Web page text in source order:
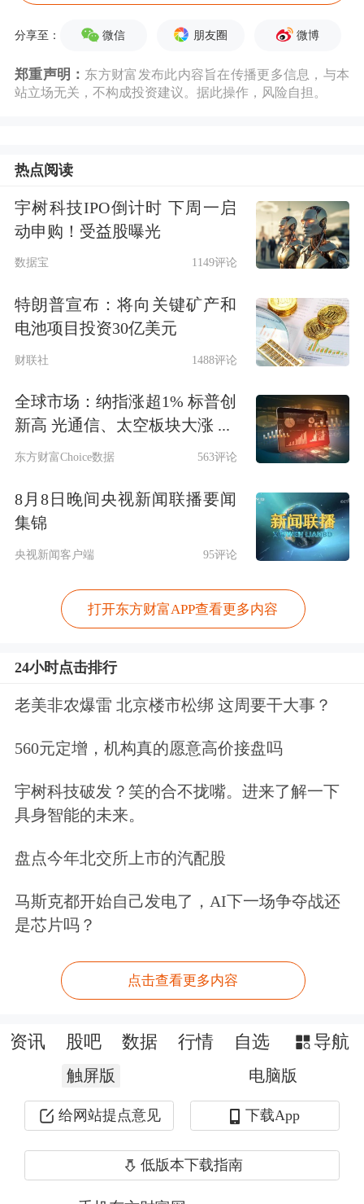
国务院总理李克强9月22日主持召开国
务院常务会议，要求做好跨周期调节，
稳定合理预期，保持经济平稳运行；审
于大宗商品，会议指出，更多运用市场
化办法稳定大宗商品价格，保障冬季电
力 、天然气等供给。
美联储按兵不动
昨日，贵金属振荡上涨。沪金主力合约
节假期期间，美国股市、全球大宗商品
等风险资产普遍大幅走低，避险需求对
局。昨日美联储的议息会议也成为市场
金瑞期货分析师龚鸣表示，在货币政策
从边际宽松放缓逐步过渡到退出宽松的
过程中，贵金属并非是优质的配置标
随着美国经济数据屡超预期，通胀预期
逐步见顶，美元美债稳步走强，逐步验
证美国经济复苏取得进展，贵金属承压
下行。
“进入9月以来，随着美国通胀数据维持
高位、消费数据超预期以及就业数据持
续好转，市场对于联储即将开启Taper
的预期不断增强，贵金属承压下行，其
中伦金连续跌破1800美元/盎司以及
1750美元/盎司。在国内中秋节假期期
间，受Taper预期升温以及美国债务上
限问题悬而未决等影响，海外资本市场
更是出现‘黑色星期一’，从大类资产的
分享至： 微信 朋友圈 微博
郑重声明： 东方财富发布此内容旨在传播更多信息，与本
站立场无关，不构成投资建议。据此操作，风险自担。
热点阅读
宇树科技IPO倒计时 下周一启
动申购！受益股曝光
数据宝 1149评论
特朗普宣布：将向关键矿产和
电池项目投资30亿美元
财联社 1488评论
全球市场：纳指涨超1% 标普创
新高 光通信、太空板块大涨 ...
东方财富Choice数据 563评论
8月8日晚间央视新闻联播要闻
集锦
央视新闻客户端 95评论
打开东方财富APP查看更多内容
24小时点击排行
老美非农爆雷 北京楼市松绑 这周要干大事？
560元定增，机构真的愿意高价接盘吗
宇树科技破发？笑的合不拢嘴。进来了解一下
具身智能的未来。
盘点今年北交所上市的汽配股
马斯克都开始自己发电了，AI下一场争夺战还
是芯片吗？
点击查看更多内容
资讯 股吧 数据 行情 自选 导航
触屏版 电脑版
给网站提点意见 下载App
低版本下载指南